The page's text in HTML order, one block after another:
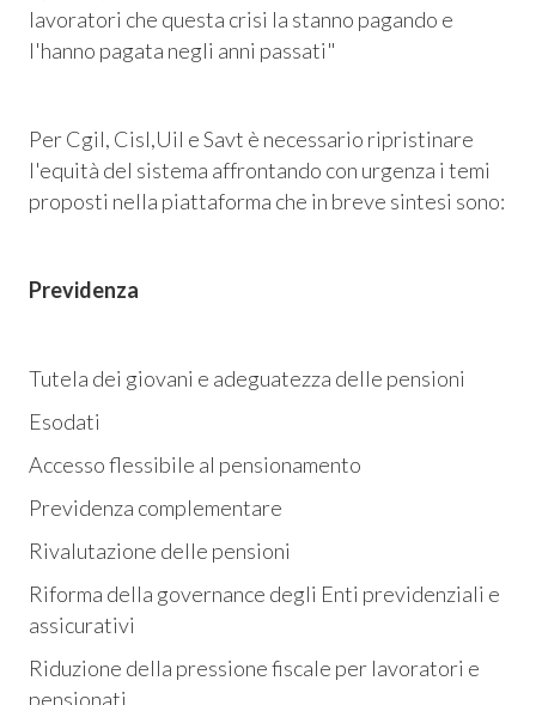
lavoratori che questa crisi la stanno pagando e
l'hanno pagata negli anni passati"
Per Cgil, Cisl,Uil e Savt è necessario ripristinare
l'equità del sistema affrontando con urgenza i temi
proposti nella piattaforma che in breve sintesi sono:
Previdenza
Tutela dei giovani e adeguatezza delle pensioni
Esodati
Accesso flessibile al pensionamento
Previdenza complementare
Rivalutazione delle pensioni
Riforma della governance degli Enti previdenziali e
assicurativi
Riduzione della pressione fiscale per lavoratori e
pensionati